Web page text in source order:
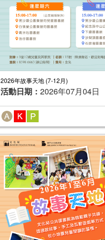
2026年故事天地 (7-12月)
活動日期： 2026年07月04日